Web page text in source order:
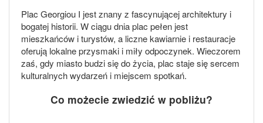
Plac Georgiou I jest znany z fascynującej architektury i
bogatej historii. W ciągu dnia plac pełen jest
mieszkańców i turystów, a liczne kawiarnie i restauracje
oferują lokalne przysmaki i miły odpoczynek. Wieczorem
zaś, gdy miasto budzi się do życia, plac staje się sercem
kulturalnych wydarzeń i miejscem spotkań.
Co możecie zwiedzić w pobliżu?